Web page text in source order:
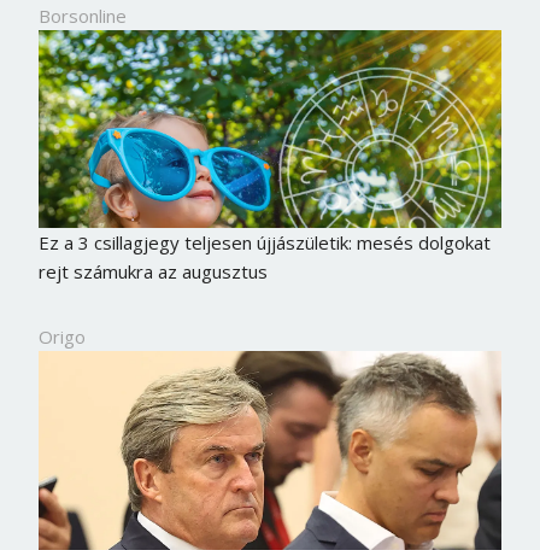
Borsonline
Ez a 3 csillagjegy teljesen újjászületik: mesés dolgokat
rejt számukra az augusztus
Origo